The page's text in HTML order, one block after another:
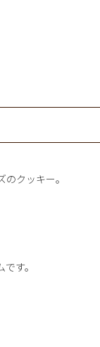
クッキー。
す。